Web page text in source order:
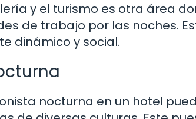
y el turismo es otra área
de trabajo por las noches.
dinámico y social.
nocturna en un hotel